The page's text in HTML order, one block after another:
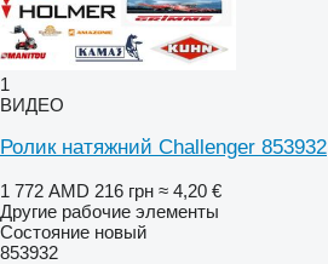
1
ВИДЕО
Ролик натяжний Challenger 853932
1 772 AMD 216 грн ≈ 4,20 €
Другие рабочие элементы
Состояние новый
853932